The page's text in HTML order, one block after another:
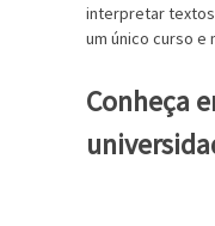
interpretar textos
um único curso e
Conheça